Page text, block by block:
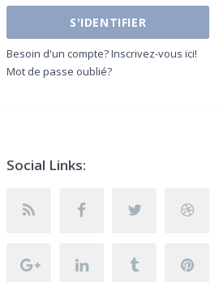
S'IDENTIFIER
Besoin d'un compte? Inscrivez-vous ici!
Mot de passe oublié?
Social Links: